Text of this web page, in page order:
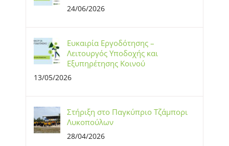
24/06/2026
Ευκαιρία Εργοδότησης –
Λειτουργός Υποδοχής και
Εξυπηρέτησης Κοινού
13/05/2026
Στήριξη στο Παγκύπριο Τζάμπορι
Λυκοπούλων
28/04/2026